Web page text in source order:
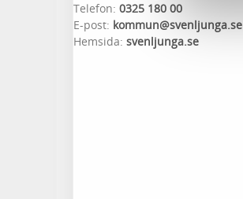
Telefon: 0325 180 00
E-post: kommun@svenljunga.se
Hemsida: svenljunga.se